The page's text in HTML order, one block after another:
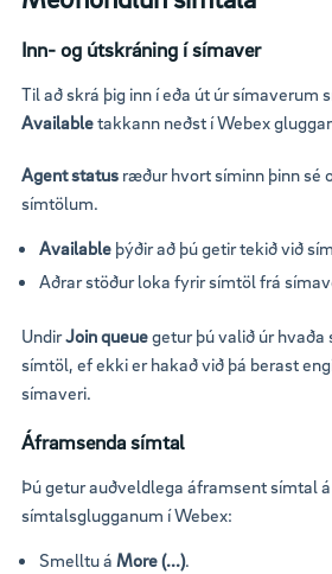
Inn- og útskráning í símaver
Til að skrá þig inn í eða út úr símaverum
Availabletakkann neðst í Webex
Agent status ræður hvort síminn þinn sé
símtölum.
Available þýðir að þú getir tekið við
Aðrar stöður loka fyrir símtöl frá
UndirJoin queuegetur þú valið úr
símtöl, ef ekki er hakað við þá berast
símaveri.
Áframsenda símtal
Þú getur auðveldlega áframsent símtal
símtalsglugganum í Webex:
Smelltu á More (...).